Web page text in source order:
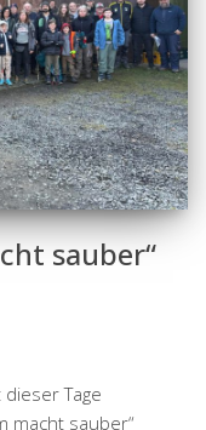
sauber“
Tage
macht sauber“